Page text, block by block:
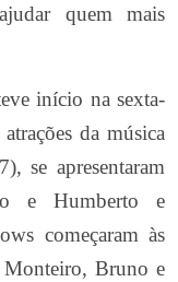
quem mais
início na sexta-
da música
se apresentaram
e Humberto e
começaram às
Bruno e